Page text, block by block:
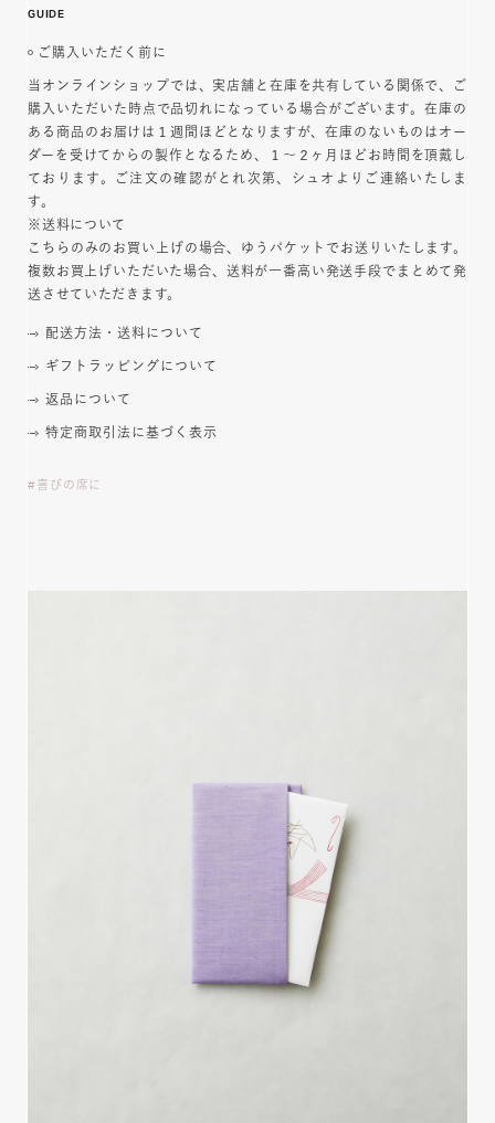
GUIDE
ご購入いただく前に
当オンラインショップでは、実店舗と在庫を共有している関係で、ご
購入いただいた時点で品切れになっている場合がございます。在庫の
ある商品のお届けは１週間ほどとなりますが、在庫のないものはオー
ダーを受けてからの製作となるため、１～２ヶ月ほどお時間を頂戴し
ております。ご注文の確認がとれ次第、シュオよりご連絡いたしま
す。
※送料について
こちらのみのお買い上げの場合、ゆうパケットでお送りいたします。
複数お買上げいただいた場合、送料が一番高い発送手段でまとめて発
送させていただきます。
配送方法・送料について
ギフトラッピングについて
返品について
特定商取引法に基づく表示
喜びの席に